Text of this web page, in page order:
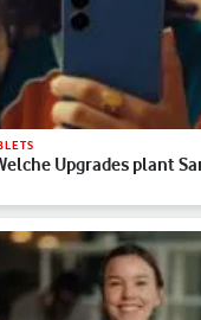
Upgrades plant